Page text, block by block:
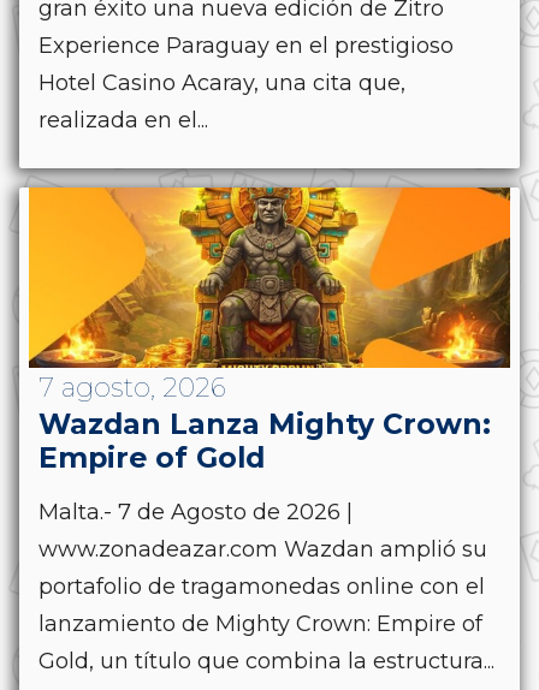
gran éxito una nueva edición de Zitro
Experience Paraguay en el prestigioso
Hotel Casino Acaray, una cita que,
realizada en el...
7 agosto, 2026
Wazdan Lanza Mighty Crown:
Empire of Gold
Malta.- 7 de Agosto de 2026 |
www.zonadeazar.com Wazdan amplió su
portafolio de tragamonedas online con el
lanzamiento de Mighty Crown: Empire of
Gold, un título que combina la estructura...